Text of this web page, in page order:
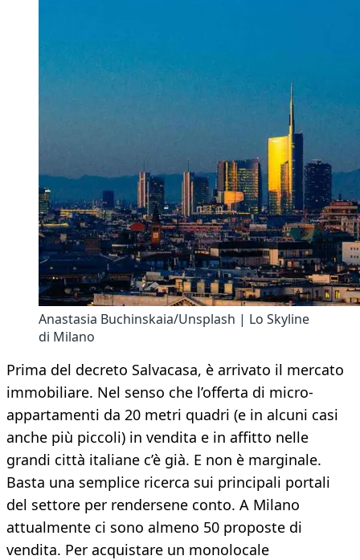
Anastasia Buchinskaia/Unsplash | Lo Skyline
di Milano
Prima del decreto Salvacasa, è arrivato il mercato
immobiliare. Nel senso che l’offerta di micro-
appartamenti da 20 metri quadri (e in alcuni casi
anche più piccoli) in vendita e in affitto nelle
grandi città italiane c’è già. E non è marginale.
Basta una semplice ricerca sui principali portali
del settore per rendersene conto. A Milano
attualmente ci sono almeno 50 proposte di
vendita. Per acquistare un monolocale